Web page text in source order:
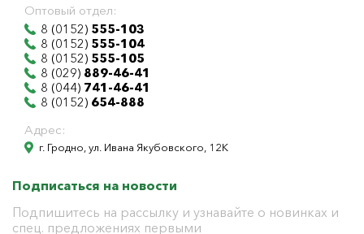
Оптовый отдел:
8 (0152) 555-103
8 (0152) 555-104
8 (0152) 555-105
8 (029) 889-46-41
8 (044) 741-46-41
8 (0152) 654-888
Адрес:
г. Гродно, ул. Ивана Якубовского, 12К
Подписаться на новости
Подпишитесь на рассылку и узнавайте о новинках и
спец. предложениях первыми